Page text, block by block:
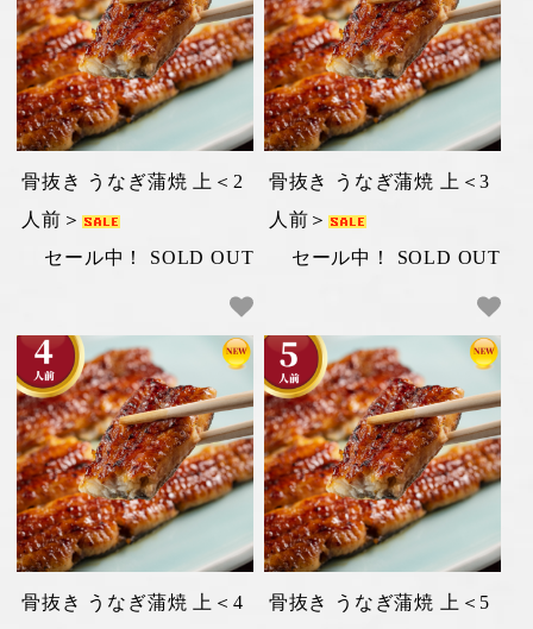
骨抜き うなぎ蒲焼 上＜2
人前＞
セール中！ SOLD OUT
骨抜き うなぎ蒲焼 上＜3
人前＞
セール中！ SOLD OUT
骨抜き うなぎ蒲焼 上＜4
骨抜き うなぎ蒲焼 上＜5